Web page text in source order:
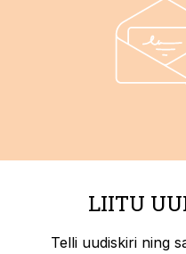
LIITU
Telli uudiskiri ning